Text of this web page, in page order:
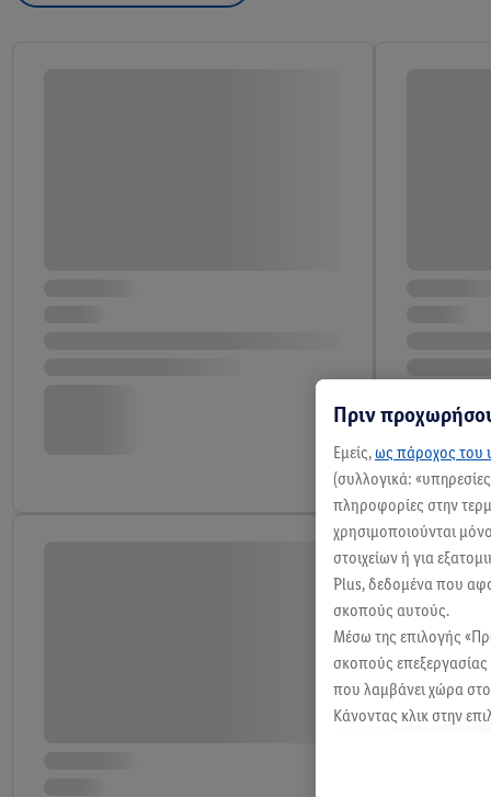
Πριν
Εμείς,ως πάροχος του
(συλλογικά:
πληροφορίες στην
χρησιμοποιούνται
στοιχείων ή για
Plus, δεδομένα που
σκοπούς αυτούς.
Μέσω της επιλογής
σκοπούς επεξεργασίας
που λαμβάνει χώρα στο
Κάνοντας κλικ στην
Περαιτέρω